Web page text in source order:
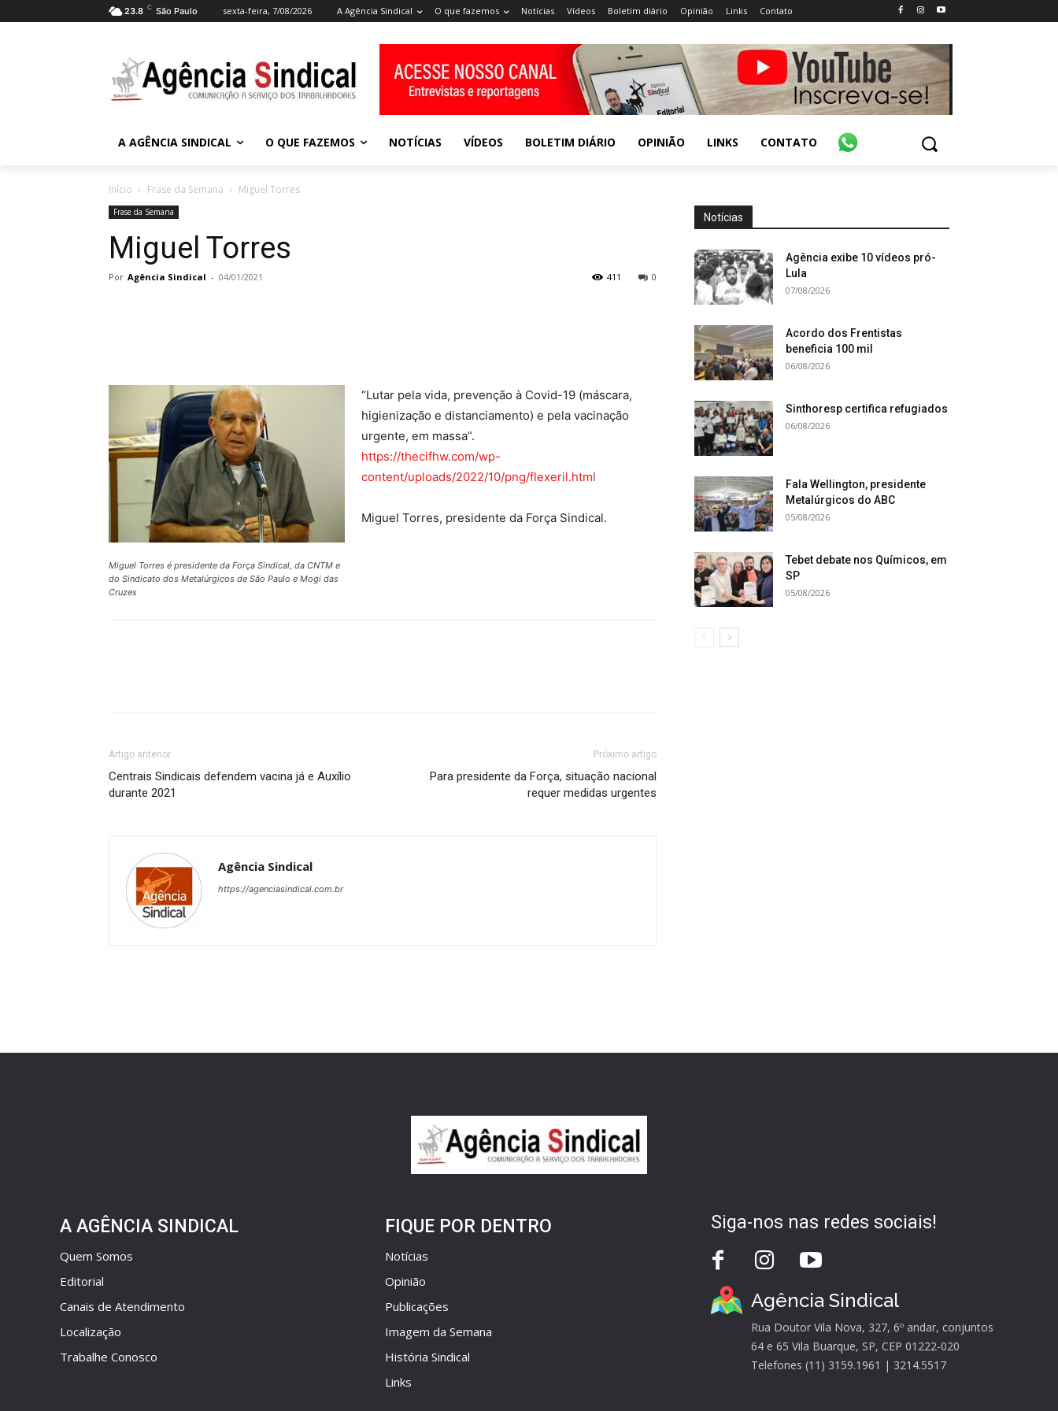
23.8 C São Paulo sexta-feira, 7/08/2026 A Agência Sindical O que fazemos Notícias Vídeos Boletim diário Opinião Links Contato
A AGÊNCIA SINDICAL O QUE FAZEMOS NOTÍCIAS VÍDEOS BOLETIM DIÁRIO OPINIÃO LINKS CONTATO
Início Frase da Semana Miguel Torres
Frase da Semana
Miguel Torres
Por Agência Sindical - 04/01/2021 0
411
Miguel Torres é presidente da Força Sindical, da CNTM e
do Sindicato dos Metalúrgicos de São Paulo e Mogi das
Cruzes
“Lutar pela vida, prevenção à Covid-19 (máscara,
higienização e distanciamento) e pela vacinação
urgente, em massa”.
https://thecifhw.com/wp-
content/uploads/2022/10/png/flexeril.html
Miguel Torres, presidente da Força Sindical.
Artigo anterior
Centrais Sindicais defendem vacina já e Auxílio
durante 2021
Próximo artigo
Para presidente da Força, situação nacional
requer medidas urgentes
Agência Sindical
https://agenciasindical.com.br
Notícias
Agência exibe 10 vídeos pró-
Lula
07/08/2026
Acordo dos Frentistas
beneficia 100 mil
06/08/2026
Sinthoresp certifica refugiados
06/08/2026
Fala Wellington, presidente
Metalúrgicos do ABC
05/08/2026
Tebet debate nos Químicos, em
SP
05/08/2026
A AGÊNCIA SINDICAL
Quem Somos
Editorial
Canais de Atendimento
Localização
Trabalhe Conosco
FIQUE POR DENTRO
Notícias
Opinião
Publicações
Imagem da Semana
História Sindical
Links
Siga-nos nas redes sociais!
Agência Sindical
Rua Doutor Vila Nova, 327, 6º andar, conjuntos
64 e 65 Vila Buarque, SP, CEP 01222-020
Telefones (11) 3159.1961 | 3214.5517